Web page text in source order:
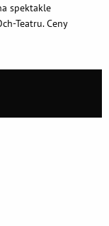
spektakle
Teatru. Ceny